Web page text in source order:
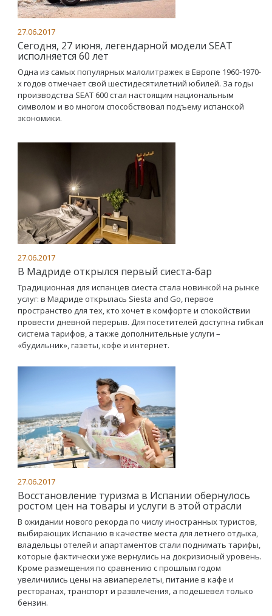
27.06.2017
Сегодня, 27 июня, легендарной модели SEAT
исполняется 60 лет
Одна из самых популярных малолитражек в Европе 1960-1970-
х годов отмечает свой шестидесятилетний юбилей. За годы
производства SEAT 600 стал настоящим национальным
символом и во многом способствовал подъему испанской
экономики.
27.06.2017
В Мадриде открылся первый сиеста-бар
Традиционная для испанцев сиеста стала новинкой на рынке
услуг: в Мадриде открылась Siesta and Go, первое
пространство для тех, кто хочет в комфорте и спокойствии
провести дневной перерыв. Для посетителей доступна гибкая
система тарифов, а также дополнительные услуги –
«будильник», газеты, кофе и интернет.
27.06.2017
Восстановление туризма в Испании обернулось
ростом цен на товары и услуги в этой отрасли
В ожидании нового рекорда по числу иностранных туристов,
выбирающих Испанию в качестве места для летнего отдыха,
владельцы отелей и апартаментов стали поднимать тарифы,
которые фактически уже вернулись на докризисный уровень.
Кроме размещения по сравнению с прошлым годом
увеличились цены на авиаперелеты, питание в кафе и
ресторанах, транспорт и развлечения, а подешевел только
бензин.